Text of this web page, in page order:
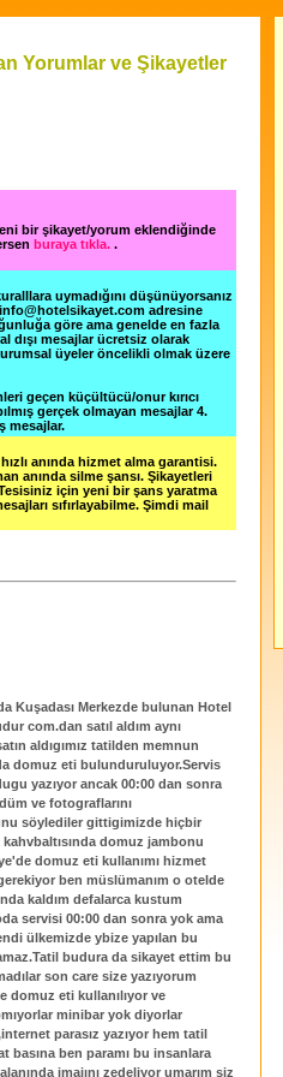
Yorumlar ve Şikayetler
bir şikayet/yorum eklendiğinde
buraya tıkla. .
uymadığını düşünüyorsanız
adresine
göre ama genelde en fazla
dışı mesajlar ücretsiz olarak
üyeler öncelikli olmak üzere
geçen küçültücü/onur kırıcı
gerçek olmayan mesajlar 4.
mesajlar.
anında hizmet alma garantisi.
anında silme şansı. Şikayetleri
için yeni bir şans yaratma
sıfırlayabilme. Şimdi mail
Kuşadası Merkezde bulunan Hotel
com.dan satıl aldım aynı
aldıgımız tatilden memnun
domuz eti bulunduruluyor.Servis
yazıyor ancak 00:00 dan sonra
ve fotograflarını
söylediler gittigimizde hiçbir
domuz jambonu
domuz eti kullanımı hizmet
ben müslümanım o otelde
kaldım defalarca kustum
servisi 00:00 dan sonra yok ama
ülkemizde ybize yapılan bu
budura da sikayet ettim bu
son care size yazıyorum
domuz eti kullanılıyor ve
minibar yok diyorlar
parasız yazıyor hem tatil
ben paramı bu insanlara
imajını zedeliyor umarım siz